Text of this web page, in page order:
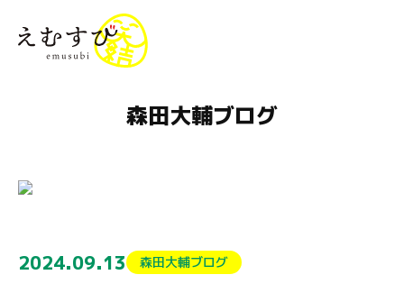
森田大輔ブログ
2024.09.13 森田大輔ブログ